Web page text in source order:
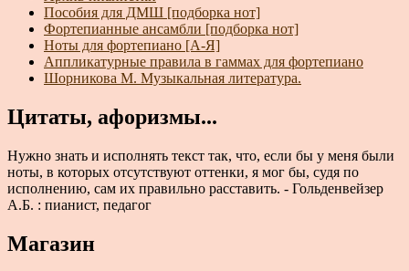
Пособия для ДМШ [подборка нот]
Фортепианные ансамбли [подборка нот]
Ноты для фортепиано [А-Я]
Аппликатурные правила в гаммах для фортепиано
Шорникова М. Музыкальная литература.
Цитаты, афоризмы...
Нужно знать и исполнять текст так, что, если бы у меня были
ноты, в которых отсутствуют оттенки, я мог бы, судя по
исполнению, сам их правильно расставить. - Гольденвейзер
А.Б. : пианист, педагог
Магазин